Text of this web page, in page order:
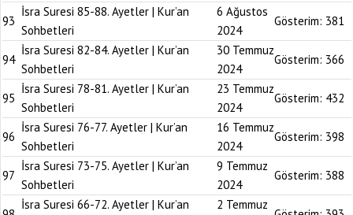
93
İsra Suresi 85-88. Ayetler | Kur’an
Sohbetleri
6 Ağustos
2024
Gösterim: 381
94
İsra Suresi 82-84. Ayetler | Kur’an
Sohbetleri
30 Temmuz
2024
Gösterim: 366
95
İsra Suresi 78-81. Ayetler | Kur’an
Sohbetleri
23 Temmuz
2024
Gösterim: 432
96
İsra Suresi 76-77. Ayetler | Kur’an
Sohbetleri
16 Temmuz
2024
Gösterim: 398
97
İsra Suresi 73-75. Ayetler | Kur’an
Sohbetleri
9 Temmuz
2024
Gösterim: 388
İsra Suresi 66-72. Ayetler | Kur’an
2 Temmuz